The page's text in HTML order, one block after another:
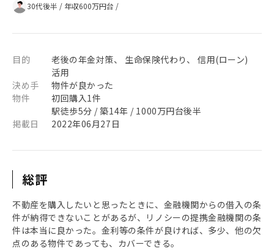
30代後半 / 年収600万円台 /
目的
老後の年金対策、 生命保険代わり、 信用(ローン)
活用
決め手
物件が良かった
物件
初回購入1件
駅徒歩5分 / 築14年 / 1000万円台後半
掲載日
2022年06月27日
総評
不動産を購入したいと思ったときに、金融機関からの借入の条
件が納得できないことがあるが、リノシーの提携金融機関の条
件は本当に良かった。金利等の条件が良ければ、多少、他の欠
点のある物件であっても、カバーできる。